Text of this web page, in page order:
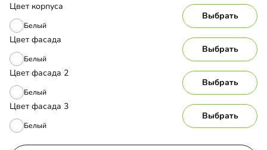
Цвет корпуса
Белый
Выбрать
Цвет фасада
Белый
Выбрать
Цвет фасада 2
Белый
Выбрать
Цвет фасада 3
Белый
Выбрать